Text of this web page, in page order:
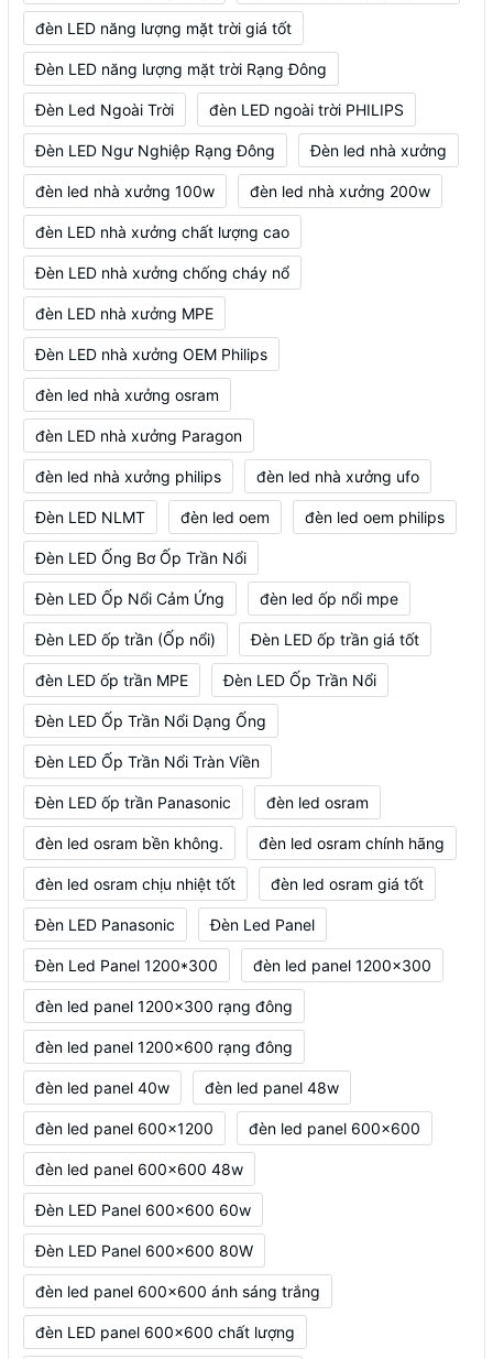
đèn LED năng lượng mặt trời giá tốt
Đèn LED năng lượng mặt trời Rạng Đông
Đèn Led Ngoài Trời đèn LED ngoài trời PHILIPS
Đèn LED Ngư Nghiệp Rạng Đông Đèn led nhà xưởng
đèn led nhà xưởng 100w đèn led nhà xưởng 200w
đèn LED nhà xưởng chất lượng cao
Đèn LED nhà xưởng chống cháy nổ
đèn LED nhà xưởng MPE
Đèn LED nhà xưởng OEM Philips
đèn led nhà xưởng osram
đèn LED nhà xưởng Paragon
đèn led nhà xưởng philips đèn led nhà xưởng ufo
Đèn LED NLMT đèn led oem đèn led oem philips
Đèn LED Ống Bơ Ốp Trần Nổi
Đèn LED Ốp Nổi Cảm Ứng đèn led ốp nổi mpe
Đèn LED ốp trần (Ốp nổi) Đèn LED ốp trần giá tốt
đèn LED ốp trần MPE Đèn LED Ốp Trần Nổi
Đèn LED Ốp Trần Nổi Dạng Ống
Đèn LED Ốp Trần Nổi Tràn Viền
Đèn LED ốp trần Panasonic đèn led osram
đèn led osram bền không. đèn led osram chính hãng
đèn led osram chịu nhiệt tốt đèn led osram giá tốt
Đèn LED Panasonic Đèn Led Panel
Đèn Led Panel 1200*300 đèn led panel 1200x300
đèn led panel 1200x300 rạng đông
đèn led panel 1200x600 rạng đông
đèn led panel 40w đèn led panel 48w
đèn led panel 600x1200 đèn led panel 600x600
đèn led panel 600x600 48w
Đèn LED Panel 600x600 60w
Đèn LED Panel 600x600 80W
đèn led panel 600x600 ánh sáng trắng
đèn LED panel 600x600 chất lượng